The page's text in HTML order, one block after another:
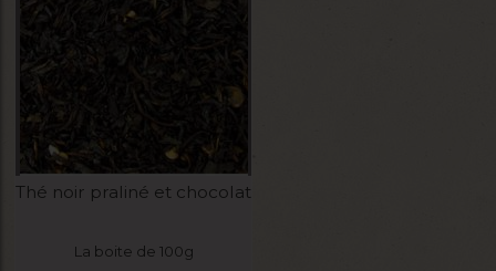
Thé noir praliné et chocolat
La boite de 100g